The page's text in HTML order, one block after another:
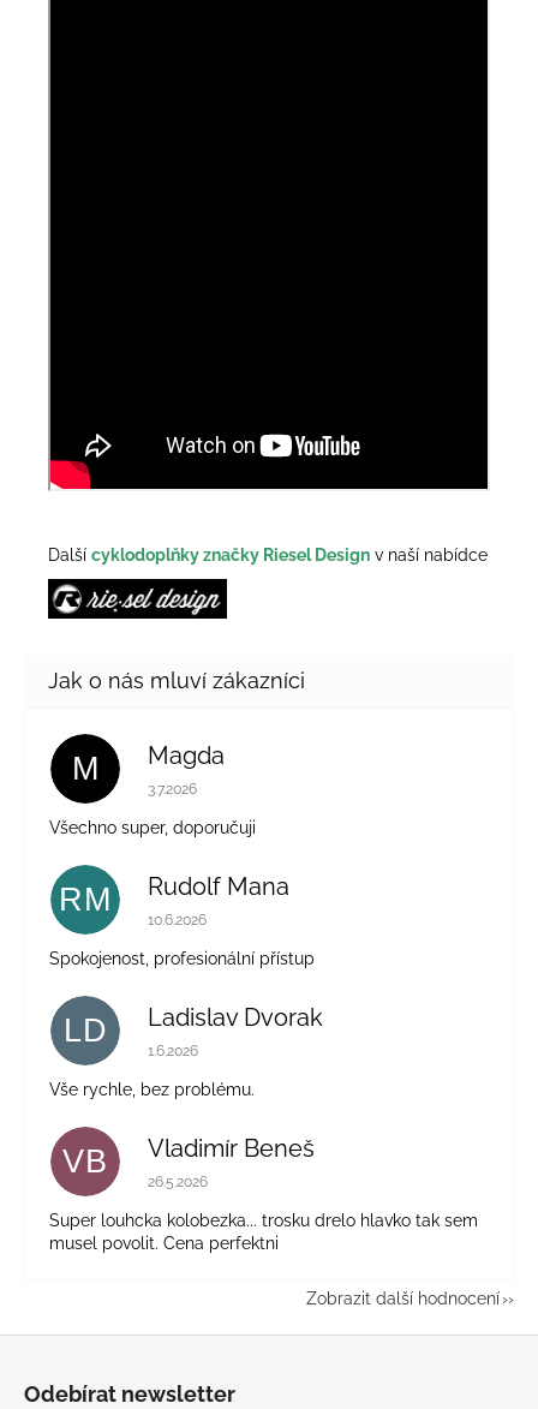
Další cyklodoplňky značky Riesel Design v naší nabídce
M Magda
Hodnocení obchodu je 5 z 5 hvězdiček.
3.7.2026
Všechno super, doporučuji
RM Rudolf Mana
Hodnocení obchodu je 5 z 5 hvězdiček.
10.6.2026
Spokojenost, profesionální přístup
LD Ladislav Dvorak
Hodnocení obchodu je 5 z 5 hvězdiček.
1.6.2026
Vše rychle, bez problému.
VB Vladimír Beneš
Hodnocení obchodu je 5 z 5 hvězdiček.
26.5.2026
Super louhcka kolobezka... trosku drelo hlavko tak sem
musel povolit. Cena perfektni
Zobrazit další hodnocení
Odebírat newsletter